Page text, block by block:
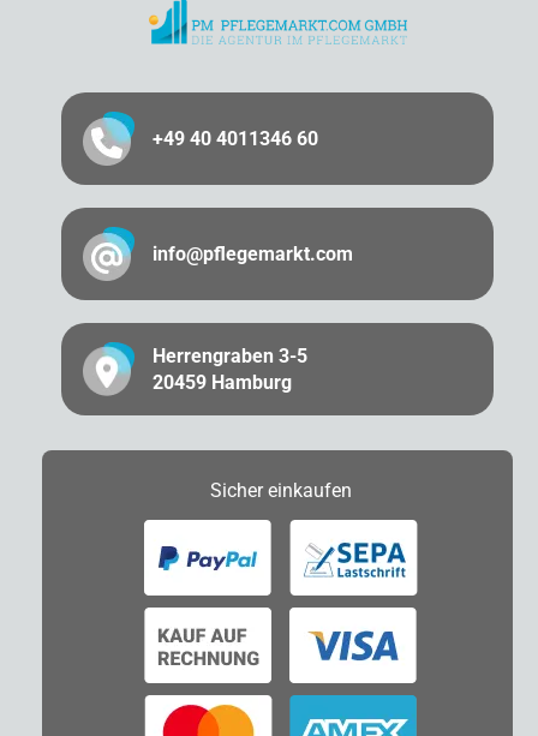
+49 40 4011346 60
info@pflegemarkt.com
Herrengraben 3-5
20459 Hamburg
Sichereinkaufen